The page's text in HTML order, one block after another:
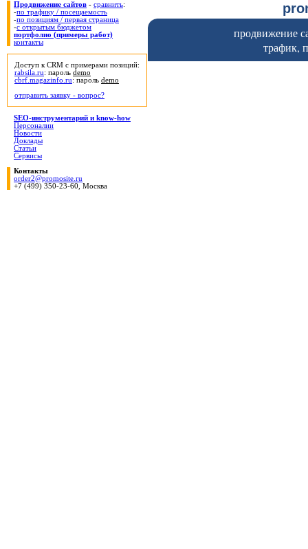
продвижение
трафик,
Продвижение сайтов - сравнить:
-по трафику / посещаемость
-по позициям / первая страница
-с открытым бюджетом
портфолио (примеры работ)
контакты
Доступ к CRM с примерами позиций:
rabsila.ru: пароль demo
cbrf.magazinfo.ru: пароль demo
отправить заявку - вопрос?
SEO-инструментарий и know-how
Персоналии
Новости
Доклады
Статьи
Сервисы
Контакты
order2@promosite.ru
+7 (499) 350-23-60, Москва